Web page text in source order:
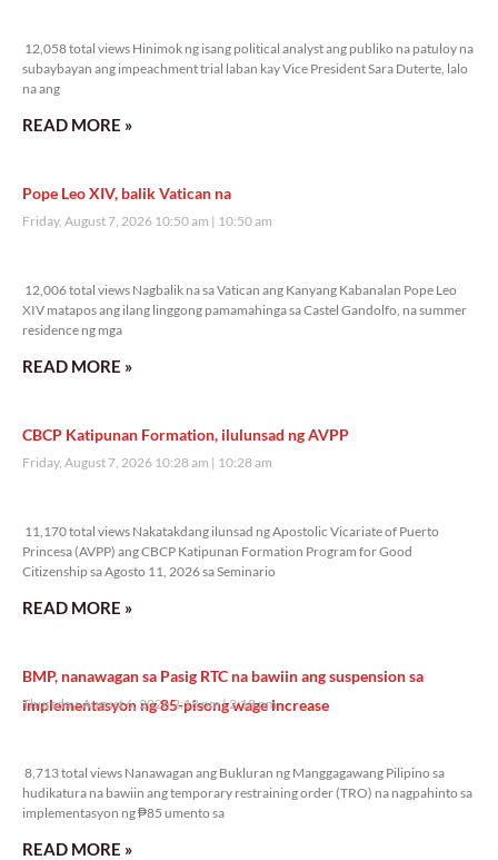
12,058 total views Hinimok ng isang political analyst ang publiko na patuloy na
subaybayan ang impeachment trial laban kay Vice President Sara Duterte, lalo
na ang
READ MORE »
Pope Leo XIV, balik Vatican na
Friday, August 7, 2026 10:50 am 10:50 am
12,006 total views Nagbalik na sa Vatican ang Kanyang Kabanalan Pope Leo
XIV matapos ang ilang linggong pamamahinga sa Castel Gandolfo, na summer
residence ng mga
READ MORE »
CBCP Katipunan Formation, ilulunsad ng AVPP
Friday, August 7, 2026 10:28 am 10:28 am
11,170 total views Nakatakdang ilunsad ng Apostolic Vicariate of Puerto
Princesa (AVPP) ang CBCP Katipunan Formation Program for Good
Citizenship sa Agosto 11, 2026 sa Seminario
READ MORE »
BMP, nanawagan sa Pasig RTC na bawiin ang suspension sa
implementasyon ng 85-pisong wage increase
Thursday, August 6, 2026 2:18 pm 2:18 pm
8,713 total views Nanawagan ang Bukluran ng Manggagawang Pilipino sa
hudikatura na bawiin ang temporary restraining order (TRO) na nagpahinto sa
implementasyon ng ₱85 umento sa
READ MORE »